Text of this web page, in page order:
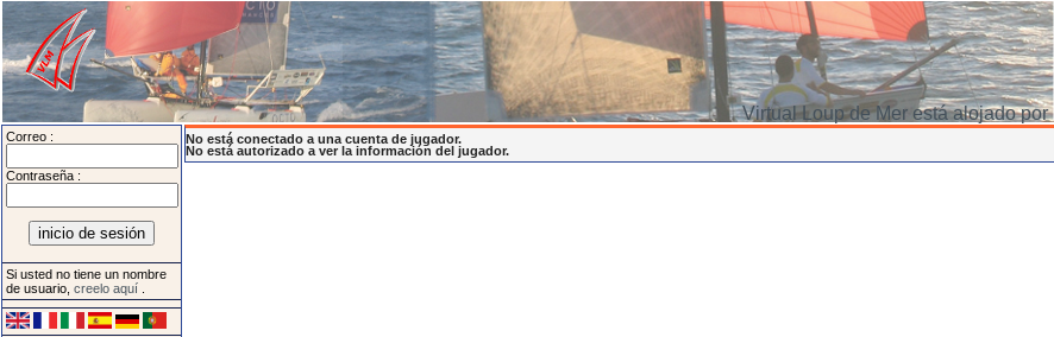
Virtual Loup de Mer está alojado por
Correo :
Contraseña :
Si usted no tiene un nombre
de usuario, creelo aquí
No está conectado a una cuenta de jugador.
No está autorizado a ver la información del jugador.